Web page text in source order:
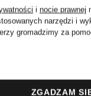
i nocie prawnej
narzędzi i
gromadzimy za
ZGADZAM